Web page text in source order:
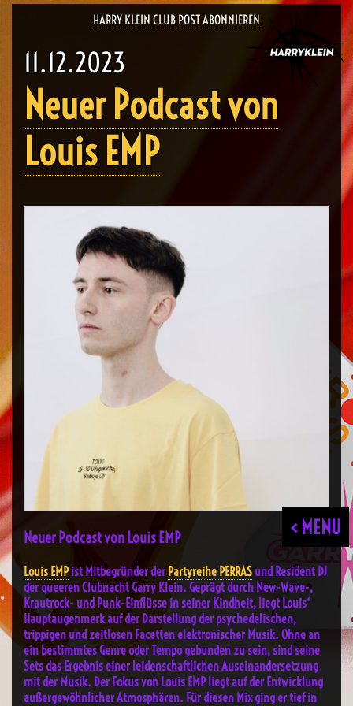
HARRY KLEIN CLUB POST ABONNIEREN
< MENU
11.12.2023
Neuer Podcast von
Louis EMP
Neuer Podcast von Louis EMP
Louis EMPist Mitbegründer der Partyreihe PERRAS und Resident DJ
der queeren Clubnacht Garry Klein. Geprägt durch New-Wave-,
Krautrock- und Punk-Einflüsse in seiner Kindheit, liegt Louis‘
Hauptaugenmerk auf der Darstellung der psychedelischen,
trippigen und zeitlosen Facetten elektronischer Musik. Ohne an
ein bestimmtes Genre oder Tempo gebunden zu sein, sind seine
Sets das Ergebnis einer leidenschaftlichen Auseinandersetzung
mit der Musik. Der Fokus von Louis EMP liegt auf der Entwicklung
außergewöhnlicher Atmosphären. Für diesen Mix ging er tief in